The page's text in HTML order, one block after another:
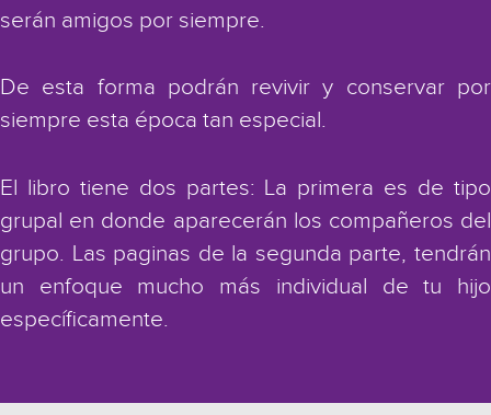
serán amigos por siempre.
De esta forma podrán revivir y conservar por
siempre esta época tan especial.
El libro tiene dos partes: La primera es de tipo
grupal en donde aparecerán los compañeros del
grupo. Las paginas de la segunda parte, tendrán
un enfoque mucho más individual de tu hijo
específicamente.